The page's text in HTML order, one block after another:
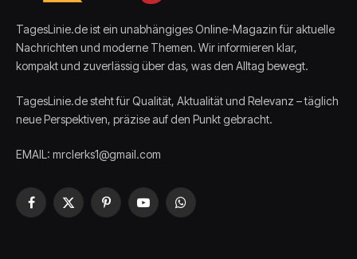
TagesLinie.de ist ein unabhängiges Online-Magazin für aktuelle
Nachrichten und moderne Themen. Wir informieren klar,
kompakt und zuverlässig über das, was den Alltag bewegt.
TagesLinie.de steht für Qualität, Aktualität und Relevanz – täglich
neue Perspektiven, präzise auf den Punkt gebracht.
EMAIL: mrclerks1@gmail.com
Facebook
X
PinterestYouTubeWhatsApp